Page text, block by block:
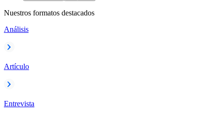
Nuestros formatos destacados
Análisis
Artículo
Entrevista